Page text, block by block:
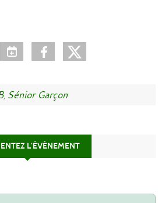
Sénior Garçon
L’ÉVÈNEMENT